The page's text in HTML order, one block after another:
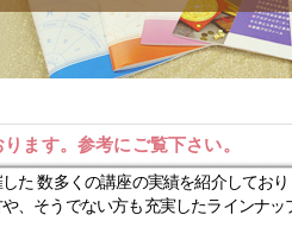
ます。参考にご覧下さい。
た 数多くの講座の実績を紹介してお
、そうでない方も充実したラインナッ